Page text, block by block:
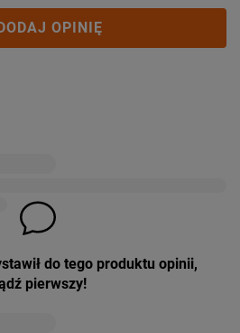
OPINIĘ
do tego produktu opinii,
pierwszy!